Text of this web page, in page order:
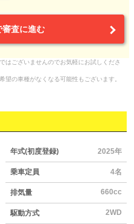
審査に進む
はございませんのでお気軽にお試しくださ
の車種がなくなる可能性もございます。
年式(初度登録) 2025年
乗車定員 4名
排気量 660cc
駆動方式 2WD